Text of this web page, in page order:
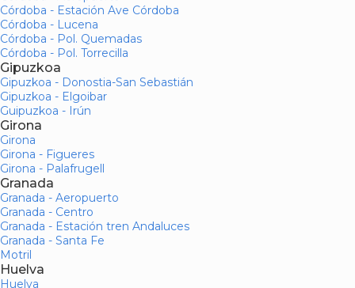
Córdoba - Estación Ave Córdoba
Córdoba - Lucena
Córdoba - Pol. Quemadas
Córdoba - Pol. Torrecilla
Gipuzkoa
Gipuzkoa - Donostia-San Sebastián
Gipuzkoa - Elgoibar
Guipuzkoa - Irún
Girona
Girona
Girona - Figueres
Girona - Palafrugell
Granada
Granada - Aeropuerto
Granada - Centro
Granada - Estación tren Andaluces
Granada - Santa Fe
Motril
Huelva
Huelva